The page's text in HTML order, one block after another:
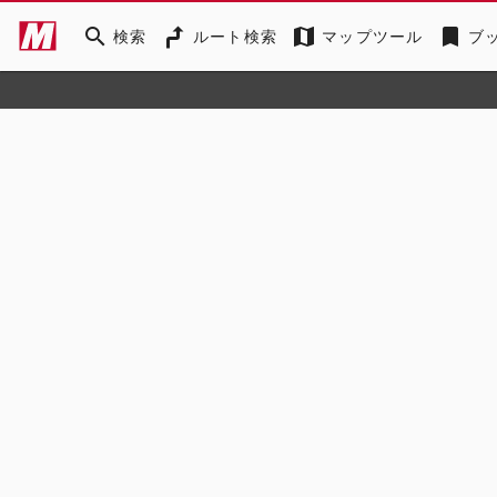
search 検索 ルート検索 map マップツール bookmark ブ